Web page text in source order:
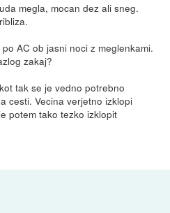
megla, mocan dez ali sneg.
AC ob jasni noci z meglenkami.
zakaj?
tak se je vedno potrebno
cesti. Vecina verjetno izklopi
potem tako tezko izklopit